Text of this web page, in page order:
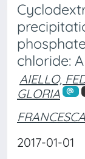
chloride:
AIELLO,
GLORIA
FRANCESCA
2017-01-01